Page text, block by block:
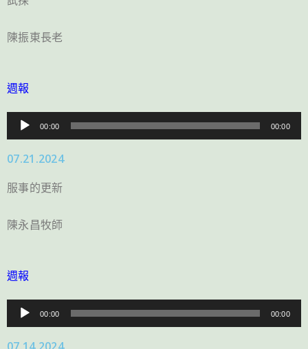
陳振東長老
週報
訊
播
放
00:00 00:00
07.21.2024
服事的更新
陳永昌牧師
週報
訊
00:00 00:00